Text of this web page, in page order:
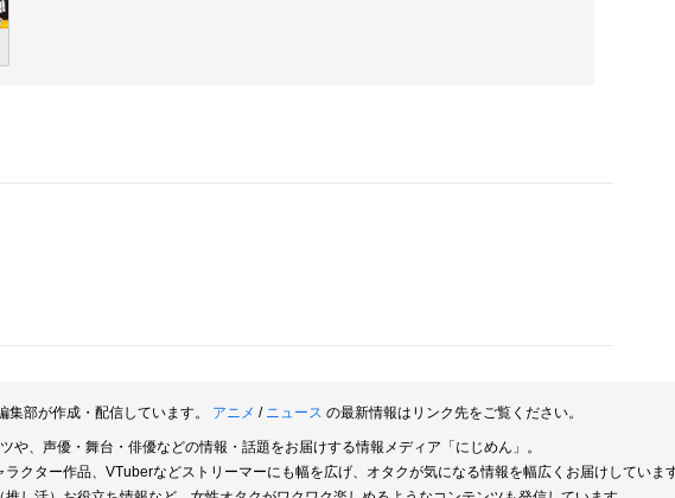
集部が作成・配信しています。 アニメ / ニュース の最新情報はリンク先をご覧ください。
や、声優・舞台・俳優などの情報・話題をお届けする情報メディア「にじめん」。
クター作品、VTuberなどストリーマーにも幅を広げ、オタクが気になる情報を幅広くお届けしていま